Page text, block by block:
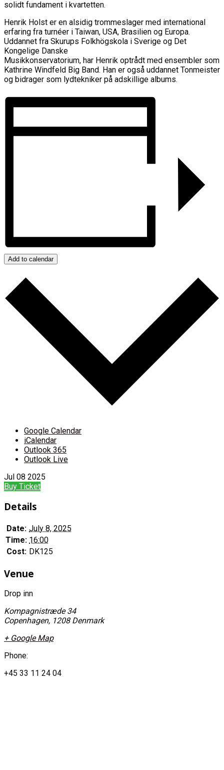
solidt fundament i kvartetten.
Henrik Holst er en alsidig trommeslager med international
erfaring fra turnéer i Taiwan, USA, Brasilien og Europa.
Uddannet fra Skurups Folkhögskola i Sverige og Det
Kongelige Danske
Musikkonservatorium, har Henrik optrådt med ensembler som
Kathrine Windfeld Big Band. Han er også uddannet Tonmeister
og bidrager som lydtekniker på adskillige albums.
Add to calendar
Google Calendar
iCalendar
Outlook 365
Outlook Live
Jul 08 2025
Buy Ticket
Details
Date: July 8, 2025
Time: 16:00
Cost: DK125
Venue
Drop inn
Kompagnistræde 34
Copenhagen, 1208 Denmark
+ Google Map
Phone:
+45 33 11 24 04